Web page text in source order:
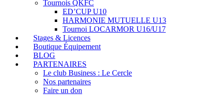
Tournois QKFC
ED’CUP U10
HARMONIE MUTUELLE U13
Tournoi LOCARMOR U16/U17
Stages & Licences
Boutique Équipement
BLOG
PARTENAIRES
Le club Business : Le Cercle
Nos partenaires
Faire un don